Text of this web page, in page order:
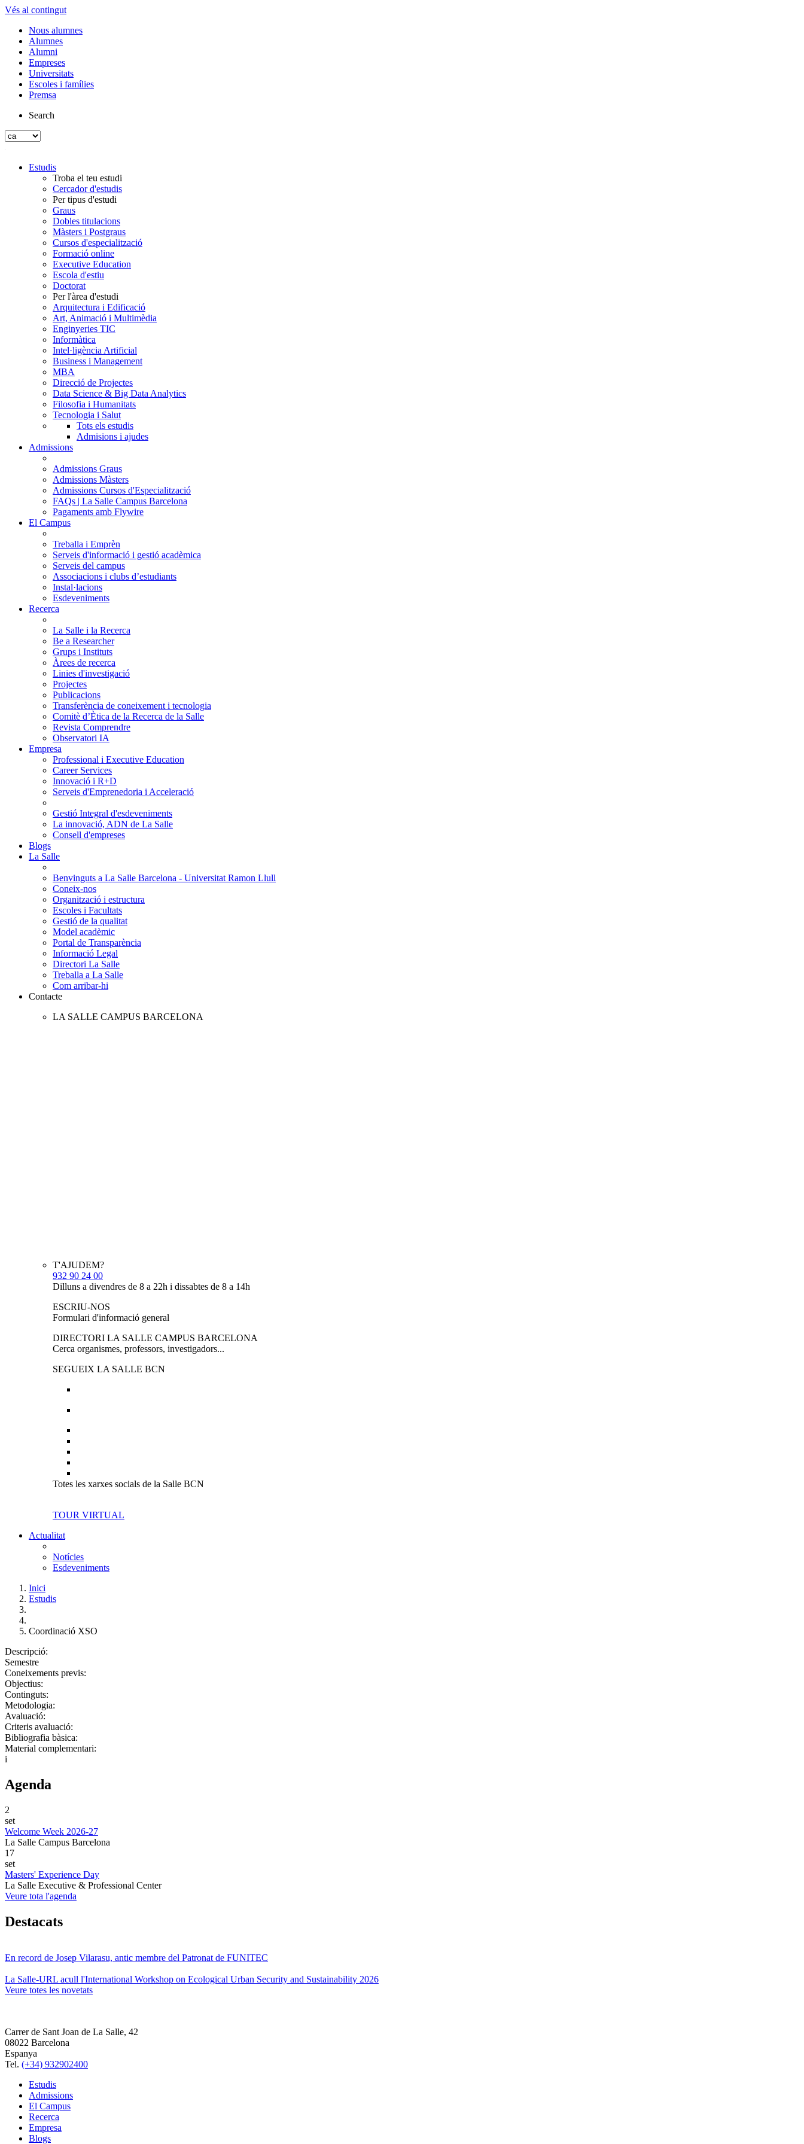
Vés al contingut
Nous alumnes
Alumnes
Alumni
Empreses
Universitats
Escoles i famílies
Premsa
Search
Estudis
Troba el teu estudi
Cercador d'estudis
Per tipus d'estudi
Graus
Dobles titulacions
Màsters i Postgraus
Cursos d'especialització
Formació online
Executive Education
Escola d'estiu
Doctorat
Per l'àrea d'estudi
Arquitectura i Edificació
Art, Animació i Multimèdia
Enginyeries TIC
Informàtica
Intel·ligència Artificial
Business i Management
MBA
Direcció de Projectes
Data Science & Big Data Analytics
Filosofia i Humanitats
Tecnologia i Salut
Tots els estudis
Admisions i ajudes
Admissions
Admissions Graus
Admissions Màsters
Admissions Cursos d'Especialització
FAQs | La Salle Campus Barcelona
Pagaments amb Flywire
El Campus
Treballa i Emprèn
Serveis d'informació i gestió acadèmica
Serveis del campus
Associacions i clubs d’estudiants
Instal·lacions
Esdeveniments
Recerca
La Salle i la Recerca
Be a Researcher
Grups i Instituts
Àrees de recerca
Linies d'investigació
Projectes
Publicacions
Transferència de coneixement i tecnologia
Comitè d’Ètica de la Recerca de la Salle
Revista Comprendre
Observatori IA
Empresa
Professional i Executive Education
Career Services
Innovació i R+D
Serveis d'Emprenedoria i Acceleració
Gestió Integral d'esdeveniments
La innovació, ADN de La Salle
Consell d'empreses
Blogs
La Salle
Benvinguts a La Salle Barcelona - Universitat Ramon Llull
Coneix-nos
Organització i estructura
Escoles i Facultats
Gestió de la qualitat
Model acadèmic
Portal de Transparència
Informació Legal
Directori La Salle
Treballa a La Salle
Com arribar-hi
Contacte
LA SALLE CAMPUS BARCELONA
T'AJUDEM?
932 90 24 00
Dilluns a divendres de 8 a 22h i dissabtes de 8 a 14h
ESCRIU-NOS
Formulari d'informació general
DIRECTORI LA SALLE CAMPUS BARCELONA
Cerca organismes, professors, investigadors...
SEGUEIX LA SALLE BCN
Totes les xarxes socials de la Salle BCN
TOUR VIRTUAL
Actualitat
Notícies
Esdeveniments
Inici
Estudis
Coordinació XSO
Descripció:
Semestre
Coneixements previs:
Objectius:
Continguts:
Metodologia:
Avaluació:
Criteris avaluació:
Bibliografia bàsica:
Material complementari:
i
Agenda
2
set
Welcome Week 2026-27
La Salle Campus Barcelona
17
set
Masters' Experience Day
La Salle Executive & Professional Center
Veure tota l'agenda
Destacats
En record de Josep Vilarasu, antic membre del Patronat de FUNITEC
La Salle-URL acull l'International Workshop on Ecological Urban Security and Sustainability 2026
Veure totes les novetats
Carrer de Sant Joan de La Salle, 42
08022 Barcelona
Espanya
Tel. (+34) 932902400
Estudis
Admissions
El Campus
Recerca
Empresa
Blogs